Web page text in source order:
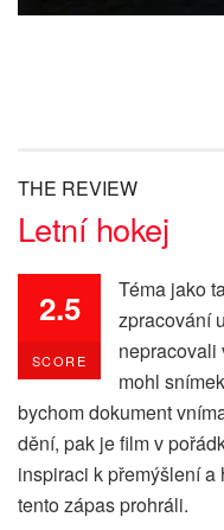
THE REVIEW
Letní hokej
2.5
SCORE
Téma jako
zpracování
nepracovali
mohl
bychom dokument
dění, pak je film v
inspiraci k přemýšlení
tento zápas prohráli.